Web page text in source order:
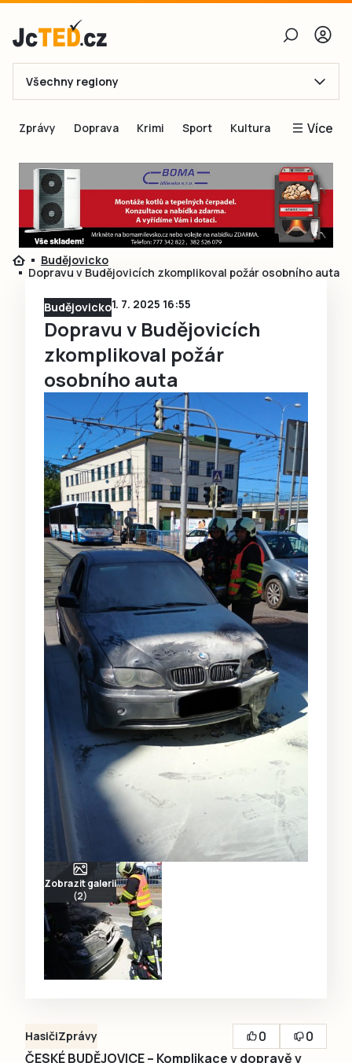
E-mail
Obnovit heslo
Přihlásit se
Přihlásit se přes Facebook
Ještě nemám účet, chci se
Všechny regiony
Zprávy Doprava Krimi Sport Kultura Více
Blogy
Inspirace
Čtenáři píší
Speciální přílohy
Budějovicko
Dopravu v Budějovicích zkomplikoval požár osobního auta
Budějovicko1. 7. 2025 16:55
Dopravu v Budějovicích
zkomplikoval požár
osobního auta
Zobrazit galerii
(2)
HasičiZprávy 0
0
ČESKÉ BUDĚJOVICE – Komplikace v dopravě v